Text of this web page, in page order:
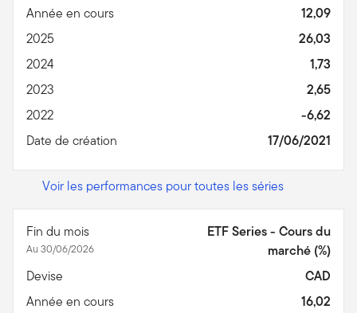
Année en cours
12,09
2025
26,03
2024
1,73
2023
2,65
2022
-6,62
Date de création
17/06/2021
Voir les performances pour toutes les séries
Fin du mois
Au 30/06/2026
ETF Series - Cours du
marché (%)
Devise
CAD
Année en cours
16,02